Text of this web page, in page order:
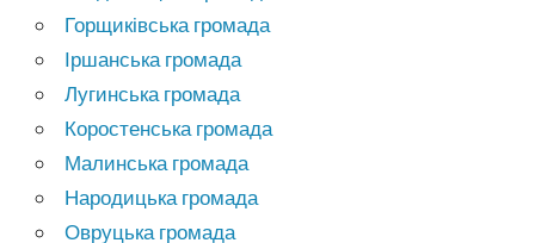
Горщиківська громада
Іршанська громада
Лугинська громада
Коростенська громада
Малинська громада
Народицька громада
Овруцька громада